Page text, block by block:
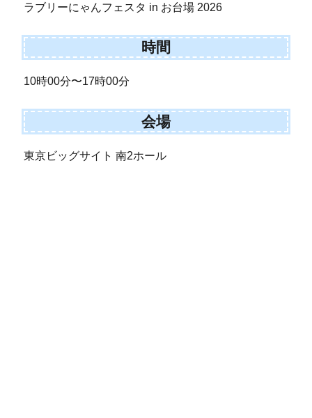
ラブリーにゃんフェスタ in お台場 2026
時間
10時00分〜17時00分
会場
東京ビッグサイト 南2ホール